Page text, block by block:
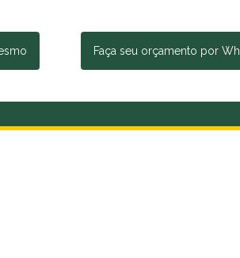
Faça seu orçamento por